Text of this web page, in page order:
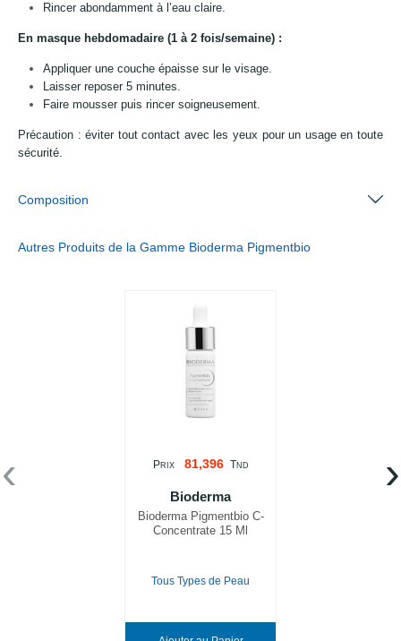
Rincer abondamment à l’eau claire.
En masque hebdomadaire (1 à 2 fois/semaine) :
Appliquer une couche épaisse sur le visage.
Laisser reposer 5 minutes.
Faire mousser puis rincer soigneusement.
Précaution : éviter tout contact avec les yeux pour un usage en toute
sécurité.
Composition
Autres Produits de la Gamme Bioderma Pigmentbio
PRIX 81,396 TND
Bioderma
Bioderma Pigmentbio C-
Concentrate 15 Ml
Tous Types de Peau
‹ ›